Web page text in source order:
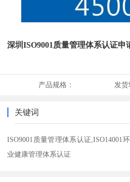
深圳ISO9001质量管理体系认证申
产品规格： 发货
关键词
ISO9001质量管理体系认证,ISO14001
业健康管理体系认证